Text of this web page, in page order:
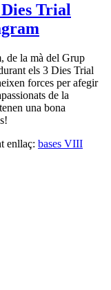
Trial
de la mà del Grup
els 3 Dies Trial
forces per afegir
de la
una bona
enllaç: bases VIII